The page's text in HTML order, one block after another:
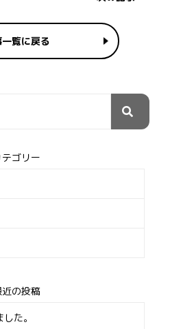
覧に戻る
テゴリー
近の投稿
た。